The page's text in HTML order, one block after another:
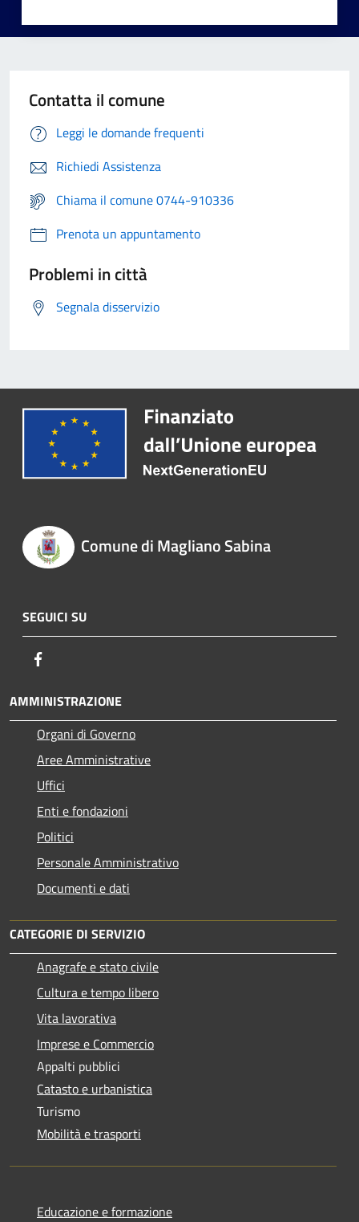
Contatta il comune
Leggi le domande frequenti
Richiedi Assistenza
Chiama il comune 0744-910336
Prenota un appuntamento
Problemi in città
Segnala disservizio
Comune di Magliano Sabina
SEGUICI SU
AMMINISTRAZIONE
Organi di Governo
Aree Amministrative
Uffici
Enti e fondazioni
Politici
Personale Amministrativo
Documenti e dati
CATEGORIE DI SERVIZIO
Anagrafe e stato civile
Cultura e tempo libero
Vita lavorativa
Imprese e Commercio
Appalti pubblici
Catasto e urbanistica
Turismo
Mobilità e trasporti
Educazione e formazione